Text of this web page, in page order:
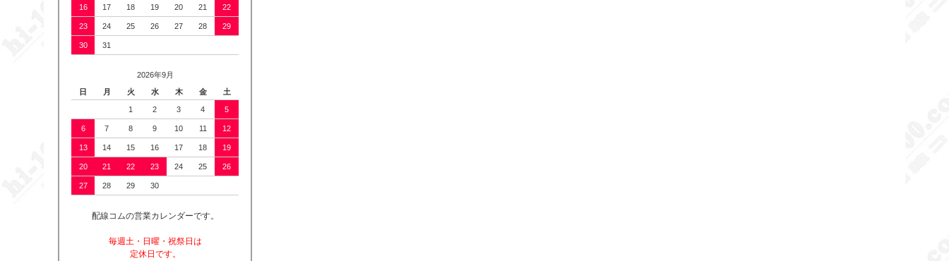
16 17 18 19 20 21 22
23 24 25 26 27 28 29
30 31
2026年9月
日
月 火 水 木 金 土
1 2 3 4 5
6 7 8 9 10 11 12
13 14 15 16 17 18 19
20 21 22 23 24 25 26
27 28 29 30
配線コムの営業カレンダーです。
毎週土・日曜・祝祭日は
定休日です。